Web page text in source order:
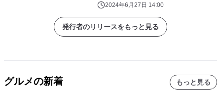
2024年6月27日 14:00
発行者のリリースをもっと見る
グルメの新着 もっと見る